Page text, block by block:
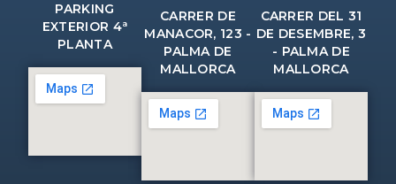
PARKING
EXTERIOR 4ª
PLANTA
CARRER DE
MANACOR, 123 -
PALMA DE
MALLORCA
CARRER DEL 31
DE DESEMBRE, 3
- PALMA DE
MALLORCA